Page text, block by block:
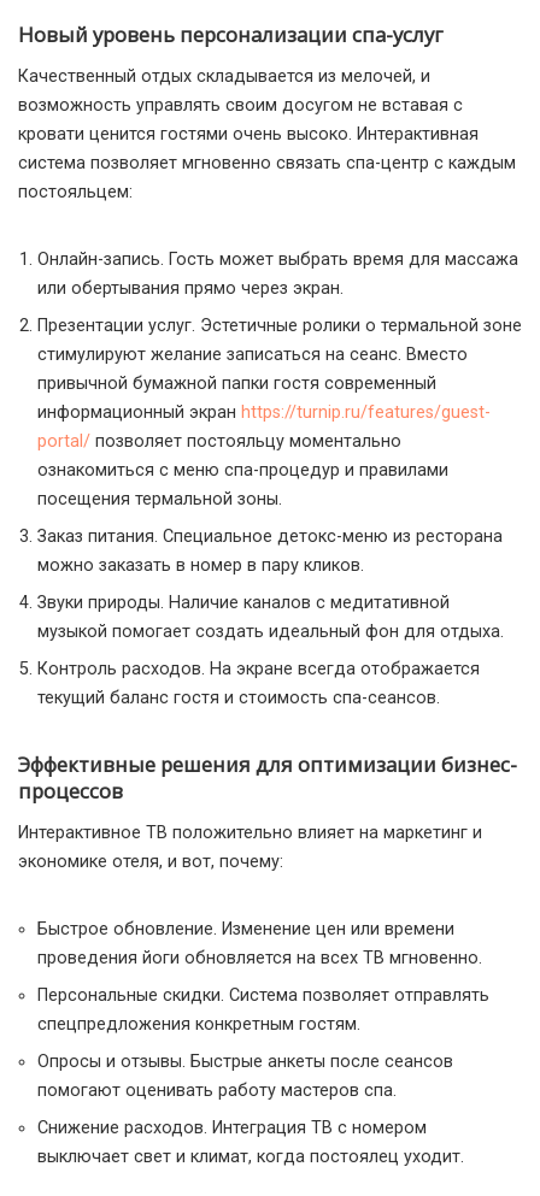
Новый уровень персонализации спа-услуг
Качественный отдых складывается из мелочей, и
возможность управлять своим досугом не вставая с
кровати ценится гостями очень высоко. Интерактивная
система позволяет мгновенно связать спа-центр с каждым
постояльцем:
Онлайн-запись. Гость может выбрать время для массажа
или обертывания прямо через экран.
Презентации услуг. Эстетичные ролики о термальной зоне
стимулируют желание записаться на сеанс. Вместо
привычной бумажной папки гостя современный
информационный экран https://turnip.ru/features/guest-
portal/ позволяет постояльцу моментально
ознакомиться с меню спа-процедур и правилами
посещения термальной зоны.
Заказ питания. Специальное детокс-меню из ресторана
можно заказать в номер в пару кликов.
Звуки природы. Наличие каналов с медитативной
музыкой помогает создать идеальный фон для отдыха.
Контроль расходов. На экране всегда отображается
текущий баланс гостя и стоимость спа-сеансов.
Эффективные решения для оптимизации бизнес-
процессов
Интерактивное ТВ положительно влияет на маркетинг и
экономике отеля, и вот, почему:
Быстрое обновление. Изменение цен или времени
проведения йоги обновляется на всех ТВ мгновенно.
Персональные скидки. Система позволяет отправлять
спецпредложения конкретным гостям.
Опросы и отзывы. Быстрые анкеты после сеансов
помогают оценивать работу мастеров спа.
Снижение расходов. Интеграция ТВ с номером
выключает свет и климат, когда постоялец уходит.